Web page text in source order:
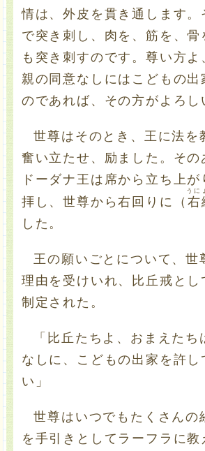
情は、外皮を貫き通します。
で突き刺し、肉を、筋を、
も突き刺すのです。尊い方よ
親の同意なしにはこどもの出
のであれば、その方がよろし
世尊はそのとき、王に法を
奮い立たせ、励ました。その
ドーダナ王は席から立ち上
拝し、世尊から右回りに（ 右
うに
した。
王の願いごとについて、世
理由を受けいれ、比丘戒とし
制定された。
「比丘たちよ、おまえた
なしに、こどもの出家を許し
い」
世尊はいつでもたくさんの
を手引きとしてラーフラに